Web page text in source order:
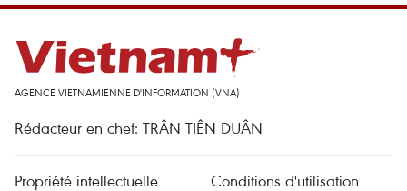
AGENCE VIETNAMIENNE D'INFORMATION (VNA)
Rédacteur en chef: TRÂN TIÊN DUÂN
Propriété intellectuelle
Conditions d'utilisation